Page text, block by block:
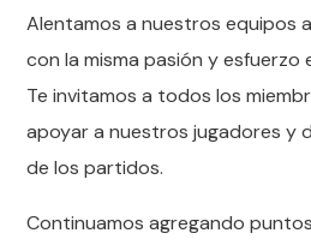
Alentamos a nuestros equipos
con la misma pasión y esfuerzo
Te invitamos a todos los
apoyar a nuestros jugadores y
de los partidos.
Continuamos agregando